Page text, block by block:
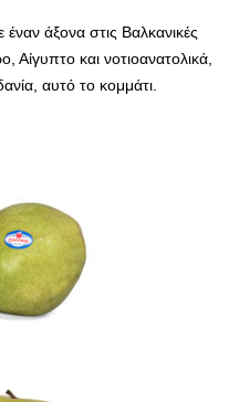
έναν άξονα στις Βαλκανικές
και νοτιοανατολικά,
αυτό το κομμάτι.